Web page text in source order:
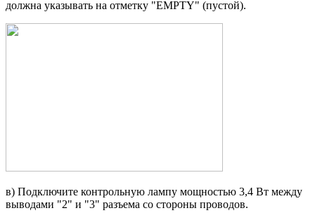
должна указывать на отметку "EMPTY" (пустой).
в) Подключите контрольную лампу мощностью 3,4 Вт между
выводами "2" и "3" разъема со стороны про­водов.